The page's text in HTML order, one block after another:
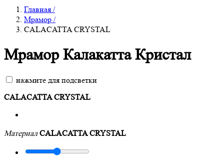
Главная /
Мрамор /
CALACATTA CRYSTAL
Мрамор Калакатта Кристал
нажмите для подсветки
CALACATTA CRYSTAL
Материал CALACATTA CRYSTAL